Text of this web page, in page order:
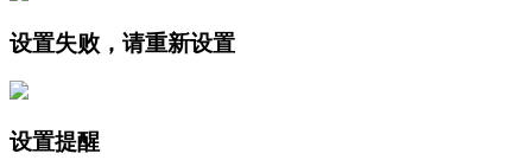
设置失败，请重新设置
设置提醒